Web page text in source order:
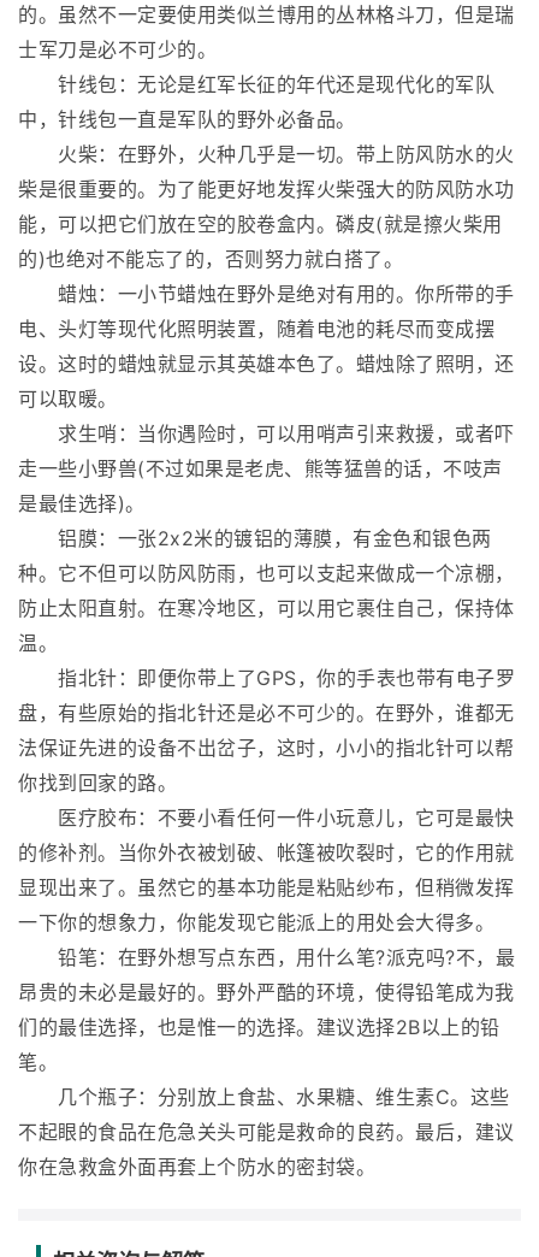
的。虽然不一定要使用类似兰博用的丛林格斗刀，但是瑞
士军刀是必不可少的。
针线包：无论是红军长征的年代还是现代化的军队
中，针线包一直是军队的野外必备品。
火柴：在野外，火种几乎是一切。带上防风防水的火
柴是很重要的。为了能更好地发挥火柴强大的防风防水功
能，可以把它们放在空的胶卷盒内。磷皮(就是擦火柴用
的)也绝对不能忘了的，否则努力就白搭了。
蜡烛：一小节蜡烛在野外是绝对有用的。你所带的手
电、头灯等现代化照明装置，随着电池的耗尽而变成摆
设。这时的蜡烛就显示其英雄本色了。蜡烛除了照明，还
可以取暖。
求生哨：当你遇险时，可以用哨声引来救援，或者吓
走一些小野兽(不过如果是老虎、熊等猛兽的话，不吱声
是最佳选择)。
铝膜：一张2x2米的镀铝的薄膜，有金色和银色两
种。它不但可以防风防雨，也可以支起来做成一个凉棚，
防止太阳直射。在寒冷地区，可以用它裹住自己，保持体
温。
指北针：即便你带上了GPS，你的手表也带有电子罗
盘，有些原始的指北针还是必不可少的。在野外，谁都无
法保证先进的设备不出岔子，这时，小小的指北针可以帮
你找到回家的路。
医疗胶布：不要小看任何一件小玩意儿，它可是最快
的修补剂。当你外衣被划破、帐篷被吹裂时，它的作用就
显现出来了。虽然它的基本功能是粘贴纱布，但稍微发挥
一下你的想象力，你能发现它能派上的用处会大得多。
铅笔：在野外想写点东西，用什么笔?派克吗?不，最
昂贵的未必是最好的。野外严酷的环境，使得铅笔成为我
们的最佳选择，也是惟一的选择。建议选择2B以上的铅
笔。
几个瓶子：分别放上食盐、水果糖、维生素C。这些
不起眼的食品在危急关头可能是救命的良药。最后，建议
你在急救盒外面再套上个防水的密封袋。